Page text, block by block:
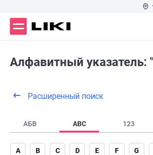
Алфавитный указатель:
Расширенный поиск
АБВ ABC 123
A B C D E F G